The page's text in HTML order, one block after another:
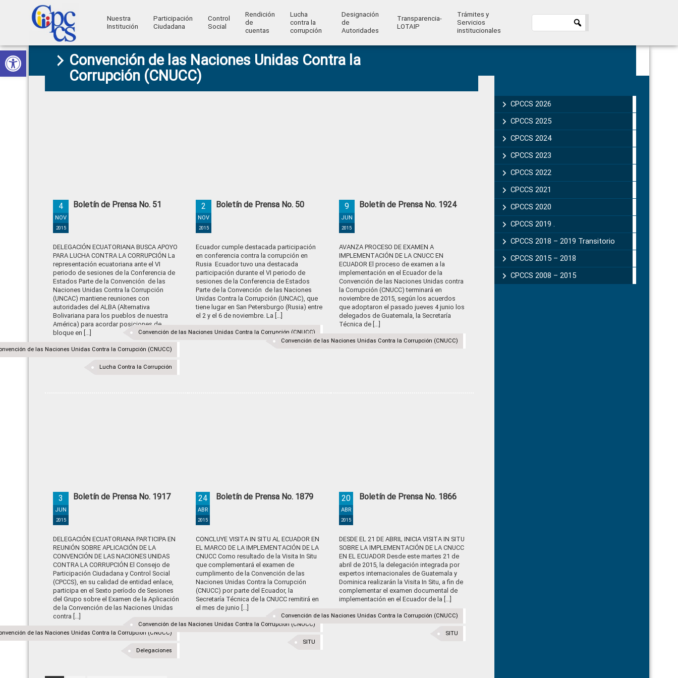
Abrir barra de herramientas
Skip
to
primary
Skip
to
main
Skip
to
primary
Skip
to
footer
Consejo
Participación
Construyendo
Ciudadano
Nuestra
Institución
Participación
Ciudadana
Control
Social
Rendición
de
cuentas
Lucha
contra la
corrupción
Designación
de
Autoridades
Transparencia-
LOTAIP
Trámites y
Servicios
institucionales
Convención de las Naciones Unidas Contra la
Corrupción (CNUCC)
Boletín de Prensa No. 51
4
NOV
2015
DELEGACIÓN ECUATORIANA BUSCA APOYO
PARA LUCHA CONTRA LA CORRUPCIÓN La
representación ecuatoriana ante el VI
periodo de sesiones de la Conferencia de
Estados Parte de la Convención de las
Naciones Unidas Contra la Corrupción
(UNCAC) mantiene reuniones con
autoridades del ALBA (Alternativa
Bolivariana para los pueblos de nuestra
América) para acordar posiciones de
bloque en [...]
de las Naciones Unidas Contra la Corrupción (CNUCC)
Lucha Contra la Corrupción
Boletín de Prensa No. 50
2
NOV
2015
Ecuador cumple destacada participación
en conferencia contra la corrupción en
Rusia Ecuador tuvo una destacada
participación durante el VI periodo de
sesiones de la Conferencia de Estados
Parte de la Convención de las Naciones
Unidas Contra la Corrupción (UNCAC), que
tiene lugar en San Petersburgo (Rusia) entre
el 2 y el 6 de noviembre. La [...]
Convención de las Naciones Unidas Contra la Corrupción (CNUCC)
Boletín de Prensa No. 1924
9
JUN
2015
AVANZA PROCESO DE EXAMEN A
IMPLEMENTACIÓN DE LA CNUCC EN
ECUADOR El proceso de examen a la
implementación en el Ecuador de la
Convención de las Naciones Unidas contra
la Corrupción (CNUCC) terminará en
noviembre de 2015, según los acuerdos
que adoptaron el pasado jueves 4 junio los
delegados de Guatemala, la Secretaría
Técnica de [...]
Convención de las Naciones Unidas Contra la Corrupción (CNUCC)
Boletín de Prensa No. 1917
3
JUN
2015
DELEGACIÓN ECUATORIANA PARTICIPA EN
REUNIÓN SOBRE APLICACIÓN DE LA
CONVENCIÓN DE LAS NACIONES UNIDAS
CONTRA LA CORRUPCIÓN El Consejo de
Participación Ciudadana y Control Social
(CPCCS), en su calidad de entidad enlace,
participa en el Sexto período de Sesiones
del Grupo sobre el Examen de la Aplicación
de la Convención de las Naciones Unidas
contra [...]
de las Naciones Unidas Contra la Corrupción (CNUCC)
Delegaciones
Boletín de Prensa No. 1879
24
ABR
2015
CONCLUYE VISITA IN SITU AL ECUADOR EN
EL MARCO DE LA IMPLEMENTACIÓN DE LA
CNUCC Como resultado de la Visita In Situ
que complementará el examen de
cumplimento de la Convención de las
Naciones Unidas Contra la Corrupción
(CNUCC) por parte del Ecuador, la
Secretaría Técnica de la CNUCC remitirá en
el mes de junio [...]
Convención de las Naciones Unidas Contra la Corrupción (CNUCC)
SITU
Boletín de Prensa No. 1866
20
ABR
2015
DESDE EL 21 DE ABRIL INICIA VISITA IN SITU
SOBRE LA IMPLEMENTACIÓN DE LA CNUCC
EN EL ECUADOR Desde este martes 21 de
abril de 2015, la delegación integrada por
expertos internacionales de Guatemala y
Dominica realizarán la Visita In Situ, a fin de
complementar el examen documental de
implementación en el Ecuador de la [...]
Convención de las Naciones Unidas Contra la Corrupción (CNUCC)
SITU
Sidebar
CPCCS 2026
CPCCS 2025
CPCCS 2024
CPCCS 2023
CPCCS 2022
CPCCS 2021
CPCCS 2020
CPCCS 2019 .
CPCCS 2018 – 2019 Transitorio
CPCCS 2015 – 2018
CPCCS 2008 – 2015